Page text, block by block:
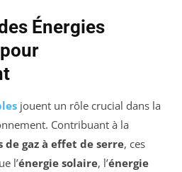
Énergies
jouent un rôle crucial dans la
Contribuant à la
gaz à effet de serre, ces
l’énergie solaire, l’énergie